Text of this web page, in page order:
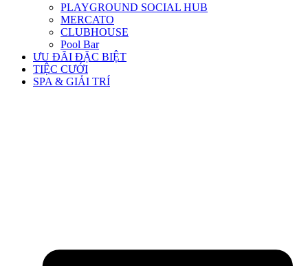
PLAYGROUND SOCIAL HUB
MERCATO
CLUBHOUSE
Pool Bar
ƯU ĐÃI ĐẶC BIỆT
TIỆC CƯỚI
SPA & GIẢI TRÍ